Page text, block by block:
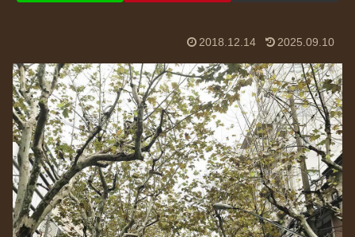
2018.12.14 2025.09.10